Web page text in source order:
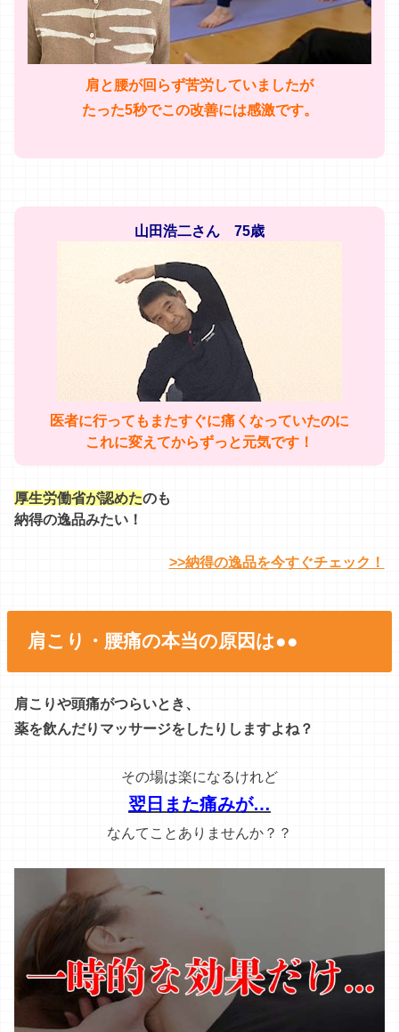
肩と腰が回らず苦労していましたが
たった5秒でこの改善には感激です。
山田浩二さん 75歳
医者に行ってもまたすぐに痛くなっていたのに
これに変えてからずっと元気です！
厚生労働省が認めたのも
納得の逸品みたい！
>>納得の逸品を今すぐチェック！
肩こり・腰痛の本当の原因は●●
肩こりや頭痛がつらいとき、
薬を飲んだりマッサージをしたりしますよね？
その場は楽になるけれど
翌日また痛みが…
なんてことありませんか？？